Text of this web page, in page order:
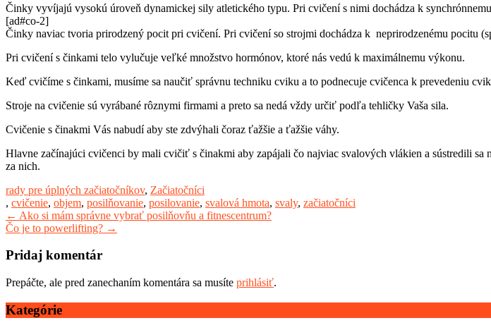
Činky vyvíjajú vysokú úroveň dynamickej sily atletického typu. Pri cvičení s nimi dochádza k
[ad#co-2]
Činky naviac tvoria prirodzený pocit pri cvičení. Pri cvičení so strojmi dochádza k neprirodzenému pocitu
Pri cvičení s činkami telo vylučuje veľké množstvo hormónov, ktoré nás vedú k maximálnemu výkonu.
Keď cvičíme s činkami, musíme sa naučiť správnu techniku cviku a to podnecuje cvičenca k prevedeniu
Stroje na cvičenie sú vyrábané rôznymi firmami a preto sa nedá vždy určiť podľa tehličky Vaša sila.
Cvičenie s činakmi Vás nabudí aby ste zdvýhali čoraz ťažšie a ťažšie váhy.
Hlavne začínajúci cvičenci by mali cvičiť s činakmi aby zapájali čo najviac svalových vlákien a sústredili
za nich.
rady pre úplných začiatočníkov, Začiatočníci
, cvičenie, objem, posilňovanie, posilovanie, svalová hmota, svaly, začiatočníci
Post
navigation
← Ako si mám správne vybrať posilňovňu a fitnescentrum?
Čo je to powerlifting? →
Pridaj komentár
Prepáčte, ale pred zanechaním komentára sa musíte prihlásiť.
Kategórie